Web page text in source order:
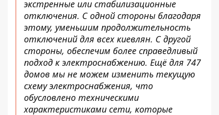
экстренные или стабилизационные
отключения. С одной стороны благодаря
этому, уменьшим продолжительность
отключений для всех киевлян. С другой
стороны, обеспечим более справедливый
подход к электроснабжению. Ещё для 747
домов мы не можем изменить текущую
схему электроснабжения, что
обусловлено техническими
характеристиками сети, которые